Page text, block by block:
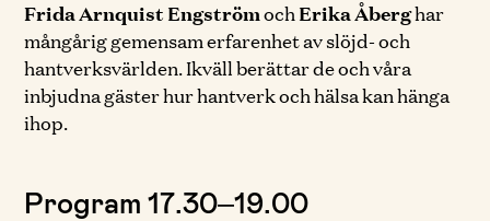
Frida Arnquist EngströmochErika Åberghar
mångårig gemensam erfarenhet av slöjd- och
hantverksvärlden. Ikväll berättar de och våra
inbjudna gäster hur hantverk och hälsa kan hänga
ihop.
Program 17.30–19.00